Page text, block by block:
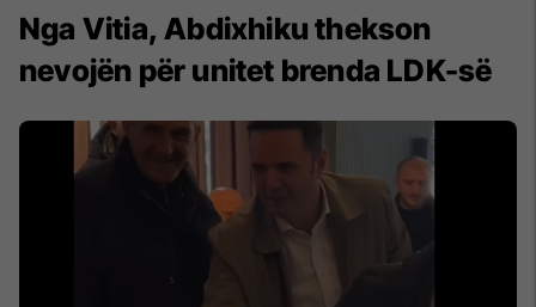
Nga Vitia, Abdixhiku thekson
nevojën për unitet brenda LDK-së